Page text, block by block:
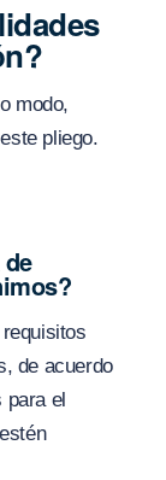
modo,
pliego.
de acuerdo
para el